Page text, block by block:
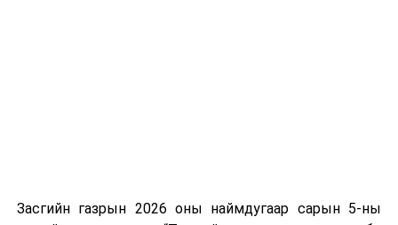
Шинэ хууль Францын зах зээлд үйлчилдэг гадаадын
Засгийн газрын 2026 оны наймдугаар сарын 5-ны